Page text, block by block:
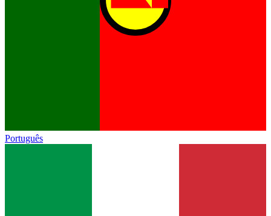
Português